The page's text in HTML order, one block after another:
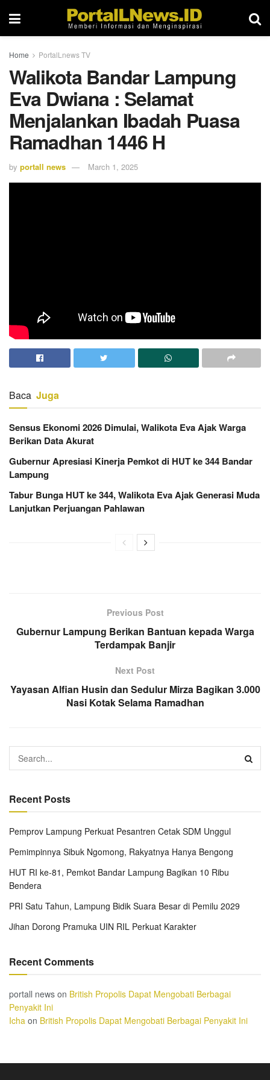
Home PortalLnews TV
Walikota Bandar Lampung
Eva Dwiana : Selamat
Menjalankan Ibadah Puasa
Ramadhan 1446 H
by portall news March 1, 2025
Baca Juga
Sensus Ekonomi 2026 Dimulai, Walikota Eva Ajak Warga
Berikan Data Akurat
Gubernur Apresiasi Kinerja Pemkot di HUT ke 344 Bandar
Lampung
Tabur Bunga HUT ke 344, Walikota Eva Ajak Generasi Muda
Lanjutkan Perjuangan Pahlawan
Previous Post
Gubernur Lampung Berikan Bantuan kepada Warga
Terdampak Banjir
Next Post
Yayasan Alfian Husin dan Sedulur Mirza Bagikan 3.000
Nasi Kotak Selama Ramadhan
Recent Posts
Pemprov Lampung Perkuat Pesantren Cetak SDM Unggul
Pemimpinnya Sibuk Ngomong, Rakyatnya Hanya Bengong
HUT RI ke-81, Pemkot Bandar Lampung Bagikan 10 Ribu
Bendera
PRI Satu Tahun, Lampung Bidik Suara Besar di Pemilu 2029
Jihan Dorong Pramuka UIN RIL Perkuat Karakter
Recent Comments
portall news on British Propolis Dapat Mengobati Berbagai
Penyakit Ini
Icha on British Propolis Dapat Mengobati Berbagai Penyakit Ini